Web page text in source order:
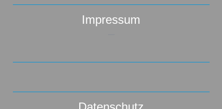
Impressum